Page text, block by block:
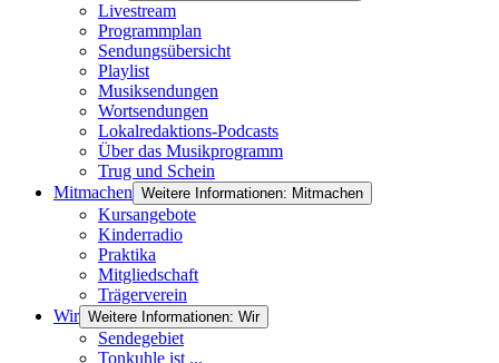
Livestream
Programmplan
Sendungsübersicht
Playlist
Musiksendungen
Wortsendungen
Lokalredaktions-Podcasts
Über das Musikprogramm
Trug und Schein
Mitmachen Weitere Informationen: Mitmachen
Kursangebote
Kinderradio
Praktika
Mitgliedschaft
Trägerverein
Wir Weitere Informationen: Wir
Sendegebiet
Tonkuhle ist ...